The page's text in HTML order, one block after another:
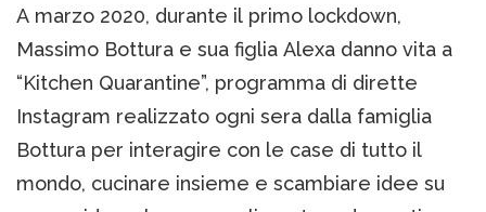
A marzo 2020, durante il primo lockdown,
Massimo Bottura e sua figlia Alexa danno vita a
“Kitchen Quarantine”, programma di dirette
Instagram realizzato ogni sera dalla famiglia
Bottura per interagire con le case di tutto il
mondo, cucinare insieme e scambiare idee su